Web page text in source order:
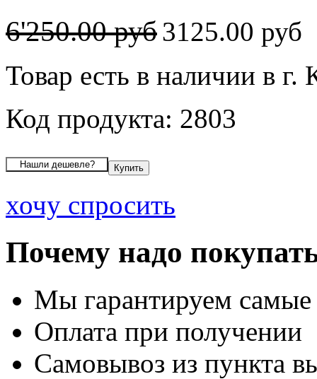
6'250.00 руб3125.00 руб
Товар есть в наличии в г.
Код продукта: 2803
хочу спросить
Почему надо
Мы гарантируем
Оплата при получении
Самовывоз из пункта